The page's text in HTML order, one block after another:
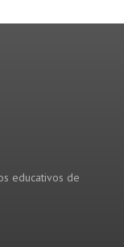
educativos de